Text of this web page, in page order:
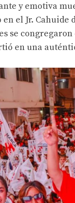
y emotiva
el Jr. Cahuide
se
en una